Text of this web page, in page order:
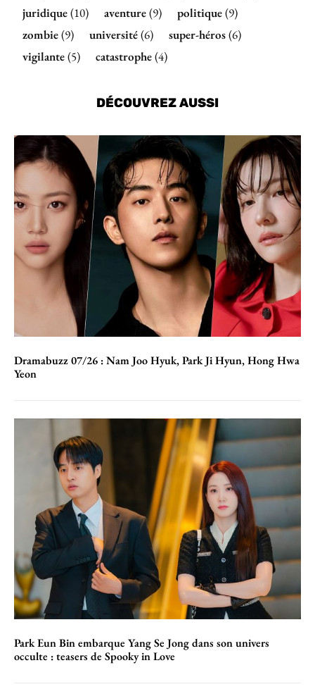
juridique(10) aventure(9) politique(9)
zombie(9) université(6) super-héros(6)
vigilante(5) catastrophe(4)
DÉCOUVREZ AUSSI
Dramabuzz 07/26 : Nam Joo Hyuk, Park Ji Hyun, Hong Hwa
Yeon
Park Eun Bin embarque Yang Se Jong dans son univers
occulte : teasers de Spooky in Love